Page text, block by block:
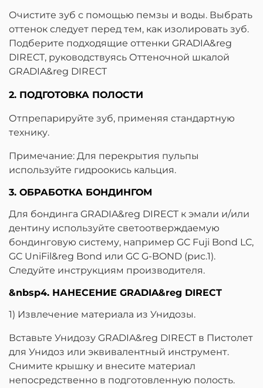
Очистите зуб с помощью пемзы и воды. Выбрать
оттенок следует перед тем, как изолировать зуб.
Подберите подходящие оттенки GRADIA&reg
DIRECT, руководствуясь Оттеночной шкалой
GRADIA&reg DIRECT
2. ПОДГОТОВКА ПОЛОСТИ
Отпрепарируйте зуб, применяя стандартную
технику.
Примечание: Для перекрытия пульпы
используйте гидроокись кальция.
3. ОБРАБОТКА БОНДИНГОМ
Для бондинга GRADIA&reg DIRECT к эмали и/или
дентину используйте светоотверждаемую
бондинговую систему, например GC Fuji Bond LC,
GC UniFil&reg Bond или GC G-BOND (рис.1).
Следуйте инструкциям производителя.
&nbsp4. НАНЕСЕНИЕ GRADIA&reg DIRECT
1) Извлечение материала из Унидозы.
Вставьте Унидозу GRADIA&reg DIRECT в Пистолет
для Унидоз или эквивалентный инструмент.
Снимите крышку и внесите материал
непосредственно в подготовленную полость.